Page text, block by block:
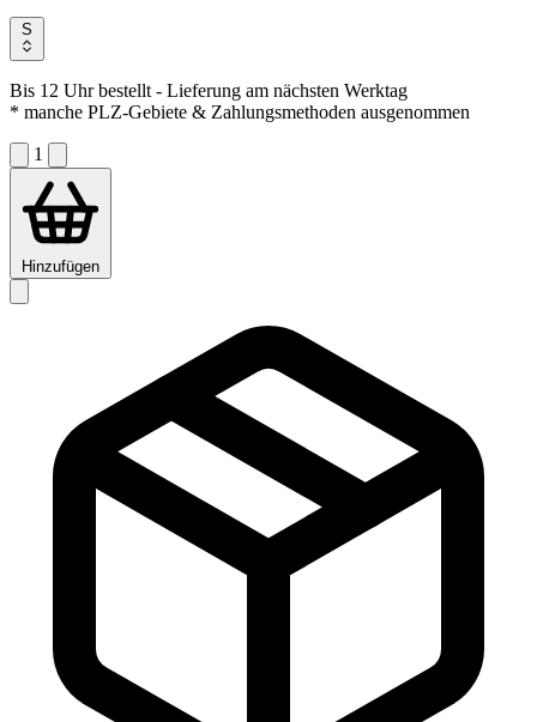
S
Bis 12 Uhr bestellt- Lieferung am nächsten Werktag
* manche PLZ-Gebiete & Zahlungsmethoden ausgenommen
1
Hinzufügen